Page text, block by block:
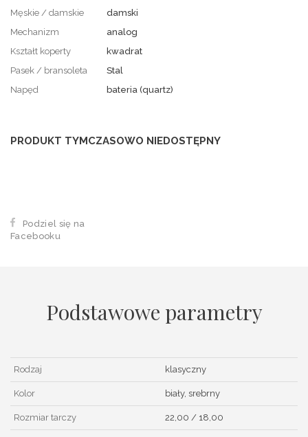
Męskie / damskie
damski
Mechanizm
analog
Kształt koperty
kwadrat
Pasek / bransoleta
Stal
Napęd
bateria (quartz)
PRODUKT TYMCZASOWO NIEDOSTĘPNY
Podziel się na
Facebooku
Podstawowe parametry
Rodzaj klasyczny
Kolor biały, srebrny
Rozmiar tarczy 22,00 / 18,00